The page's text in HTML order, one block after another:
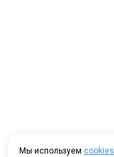
Мы используем cookies